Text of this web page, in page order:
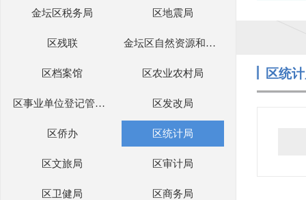
金坛区税务局 区地震局
区残联 金坛区自然资源和规划局
区档案馆 区农业农村局
区事业单位登记管理局 区发改局
区侨办 区统计局
区文旅局 区审计局
区卫健局 区商务局
区统